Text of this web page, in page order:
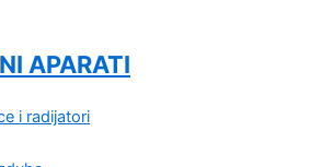
APARATI
i radijatori